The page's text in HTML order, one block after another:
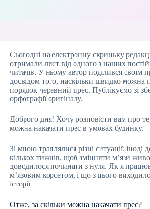
Сьогодні на електронну скриньку
отримали лист від одного з наших
читачів. У ньому автор поділився своїм
досвідом того, наскільки швидко можна
порядок черевний прес. Публікуємо зі
орфографії оригіналу.
Доброго дня! Хочу розповісти вам про те,
можна накачати прес в умовах будинку.
Зі мною траплялися різні ситуації: іноді
кількох тижнів, щоб зміцнити м’язи
доводилося починати з нуля. Як я
м’язовим корсетом, і що з цього
історії.
Отже, за скільки можна накачати прес?